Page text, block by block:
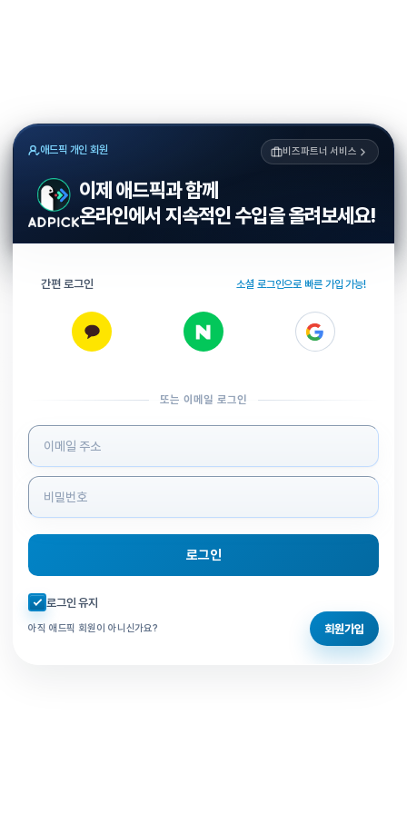
애드픽 개인 회원 비즈파트너 서비스
이제 애드픽과 함께
온라인에서 지속적인 수입을 올려보세요!
간편 로그인 소셜 로그인으로 빠른 가입 가능!
또는 이메일 로그인
로그인 정보 입력
로그인
자동로그인 체크
로그인 유지
아직 애드픽 회원이 아니신가요? 회원가입